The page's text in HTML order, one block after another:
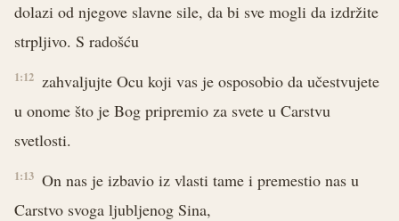
dolazi od njegove slavne sile, da bi sve mogli da izdržite
strpljivo. S radošću
1:12 zahvaljujte Ocu koji vas je osposobio da učestvujete
u onome što je Bog pripremio za svete u Carstvu
svetlosti.
1:13 On nas je izbavio iz vlasti tame i premestio nas u
Carstvo svoga ljubljenog Sina,